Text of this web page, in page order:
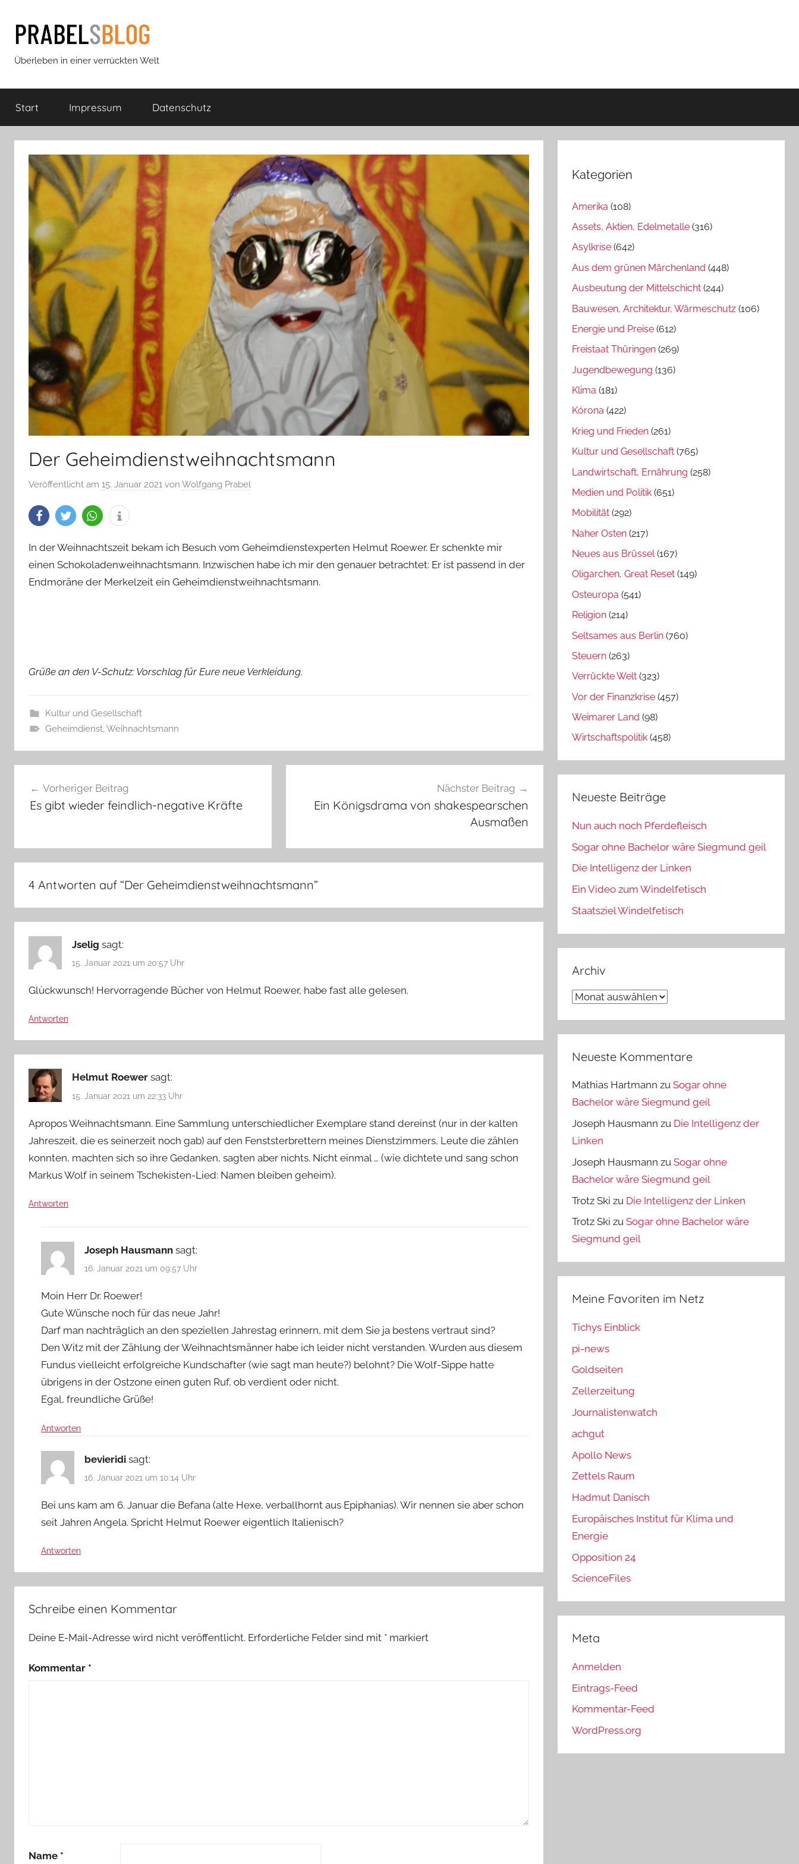
Inhalt
springen
Prabels
Blog
Überleben in einer verrückten Welt
Start Impressum Datenschutz
Der Geheimdienstweihnachtsmann
Veröffentlicht am 15. Januar 2021 von Wolfgang Prabel
In der Weihnachtszeit bekam ich Besuch vom Geheimdienstexperten Helmut Roewer. Er schenkte mir
einen Schokoladenweihnachtsmann. Inzwischen habe ich mir den genauer betrachtet: Er ist passend in der
Endmoräne der Merkelzeit ein Geheimdienstweihnachtsmann.
Grüße an den V-Schutz: Vorschlag für Eure neue Verkleidung.
Kultur und Gesellschaft
Geheimdienst, Weihnachtsmann
Vorheriger Beitrag
Es gibt wieder feindlich-negative Kräfte
Nächster Beitrag
Ein Königsdrama von shakespearschen
Ausmaßen
4 Antworten auf “Der Geheimdienstweihnachtsmann”
Jselig sagt:
15. Januar 2021 um 20:57 Uhr
Glùckwunsch! Hervorragende Bücher von Helmut Roewer, habe fast alle gelesen.
Antworten
Helmut Roewer sagt:
15. Januar 2021 um 22:33 Uhr
Apropos Weihnachtsmann. Eine Sammlung unterschiedlicher Exemplare stand dereinst (nur in der kalten
Jahreszeit, die es seinerzeit noch gab) auf den Fenststerbrettern meines Dienstzimmers, Leute die zählen
konnten, machten sich so ihre Gedanken, sagten aber nichts. Nicht einmal … (wie dichtete und sang schon
Markus Wolf in seinem Tschekisten-Lied: Namen bleiben geheim).
Antworten
Joseph Hausmann sagt:
16. Januar 2021 um 09:57 Uhr
Moin Herr Dr. Roewer!
Gute Wünsche noch für das neue Jahr!
Darf man nachträglich an den speziellen Jahrestag erinnern, mit dem Sie ja bestens vertraut sind?
Den Witz mit der Zählung der Weihnachtsmänner habe ich leider nicht verstanden. Wurden aus diesem
Fundus vielleicht erfolgreiche Kundschafter (wie sagt man heute?) belohnt? Die Wolf-Sippe hatte
übrigens in der Ostzone einen guten Ruf, ob verdient oder nicht.
Egal, freundliche Grüße!
Antworten
bevieridi sagt:
16. Januar 2021 um 10:14 Uhr
Bei uns kam am 6. Januar die Befana (alte Hexe, verballhornt aus Epiphanias). Wir nennen sie aber schon
seit Jahren Angela. Spricht Helmut Roewer eigentlich Italienisch?
Antworten
Schreibe einen Kommentar
Deine E-Mail-Adresse wird nicht veröffentlicht. Erforderliche Felder sind mit * markiert
Kommentar *
Name *
Kategorien
Amerika (108)
Assets, Aktien, Edelmetalle (316)
Asylkrise (642)
Aus dem grünen Märchenland (448)
Ausbeutung der Mittelschicht (244)
Bauwesen, Architektur, Wärmeschutz (106)
Energie und Preise (612)
Freistaat Thüringen (269)
Jugendbewegung (136)
Klima (181)
Kórona (422)
Krieg und Frieden (261)
Kultur und Gesellschaft (765)
Landwirtschaft, Ernährung (258)
Medien und Politik (651)
Mobilität (292)
Naher Osten (217)
Neues aus Brüssel(167)
Oligarchen, Great Reset (149)
Osteuropa (541)
Religion (214)
Seltsames aus Berlin (760)
Steuern (263)
Verrückte Welt (323)
Vor der Finanzkrise (457)
Weimarer Land (98)
Wirtschaftspolitik (458)
Neueste Beiträge
Nun auch noch Pferdefleisch
Sogar ohne Bachelor wäre Siegmund geil
Die Intelligenz der Linken
Ein Video zum Windelfetisch
Staatsziel Windelfetisch
Archiv
Archiv
Neueste Kommentare
Mathias Hartmann zuSogar ohne
Bachelor wäre Siegmund geil
Joseph Hausmann zu Die Intelligenz der
Linken
Joseph Hausmann zuSogar ohne
Bachelor wäre Siegmund geil
Trotz Ski zu Die Intelligenz der Linken
Trotz Ski zuSogar ohne Bachelor wäre
Siegmund geil
Meine Favoriten im Netz
Tichys Einblick
pi-news
Goldseiten
Zellerzeitung
Journalistenwatch
achgut
Apollo News
Zettels Raum
Hadmut Danisch
Europäisches Institut für Klima und
Energie
Opposition 24
ScienceFiles
Meta
Anmelden
Eintrags-Feed
Kommentar-Feed
WordPress.org